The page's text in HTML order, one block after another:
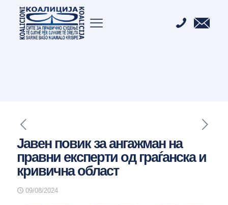
Јавен повик за ангажман на
правни експерти од граѓанска и
кривична област
09/08/2024